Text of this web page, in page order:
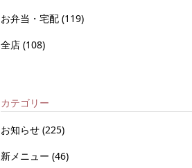
お弁当・宅配 (119)
全店 (108)
カテゴリー
お知らせ (225)
新メニュー (46)